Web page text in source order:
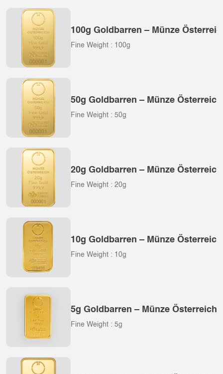
100g Goldbarren – Münze
Fine Weight : 100g
50g Goldbarren – Münze Österreich
Fine Weight : 50g
20g Goldbarren – Münze Österreich
Fine Weight : 20g
10g Goldbarren – Münze Österreich
Fine Weight : 10g
5g Goldbarren – Münze Österreich
Fine Weight : 5g